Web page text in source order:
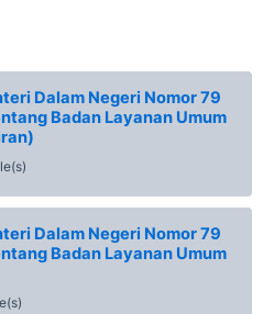
Dalam Negeri Nomor 79
Badan Layanan Umum
Dalam Negeri Nomor 79
Badan Layanan Umum